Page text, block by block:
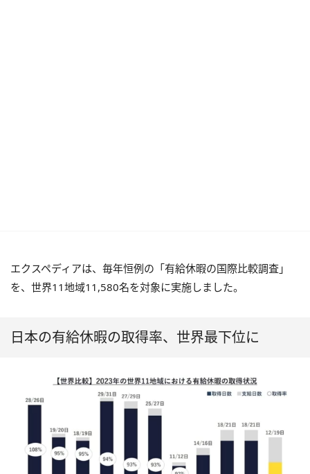
エクスペディアは、毎年恒例の「有給休暇の国際比較調査」
を、世界11地域11,580名を対象に実施しました。
日本の有給休暇の取得率、世界最下位に